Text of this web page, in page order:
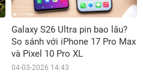
Galaxy S26 Ultra pin bao lâu?
So sánh với iPhone 17 Pro Max
và Pixel 10 Pro XL
04-03-2026 14:43